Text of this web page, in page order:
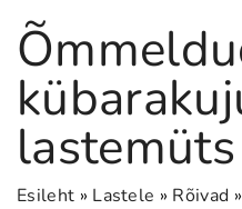
Esileht » Lastele » Rõivad »